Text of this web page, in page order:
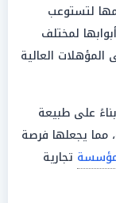
لتستوعب
لمختلف
العالية
على طبيعة
مما يجعلها فرصة
تجارية